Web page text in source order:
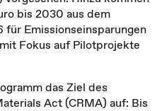
bis 2030 aus dem
Emissionseinsparungen
Fokus auf Pilotprojekte
das Ziel des
Act (CRMA) auf: Bis